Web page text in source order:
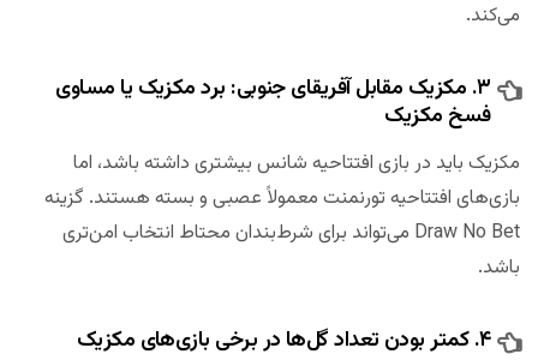
می‌کند.
۳. مکزیک مقابل آفریقای جنوبی: برد مکزیک یا مساوی
فسخ مکزیک
مکزیک باید در بازی افتتاحیه شانس بیشتری داشته باشد، اما
بازی‌های افتتاحیه تورنمنت معمولاً عصبی و بسته هستند. گزینه
Draw No Bet می‌تواند برای شرط‌بندان محتاط انتخاب امن‌تری
باشد.
۴. کمتر بودن تعداد گل‌ها در برخی بازی‌های مکزیک